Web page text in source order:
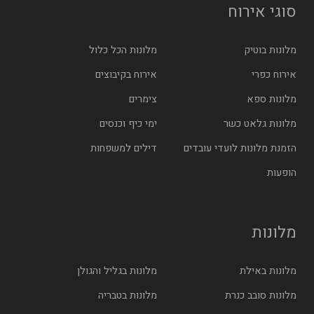
סוגי אירוח
מלונות בוטיק
מלונות הכל כלול
אירוח כפרי
אירוח בקיבוצים
מלונות ספא
צימרים
מלונות גלאט כשר
ימי כיף וכנסים
הזמנת מלונות לועדי עובדים
דילים למשפחות
הופעות
מלונות
מלונות באילת
מלונות בגליל והגולן
מלונות סובב כנרת
מלונות בטבריה